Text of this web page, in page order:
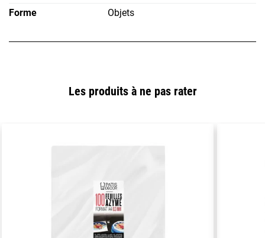
Forme
Objets
Les produits à ne pas rater